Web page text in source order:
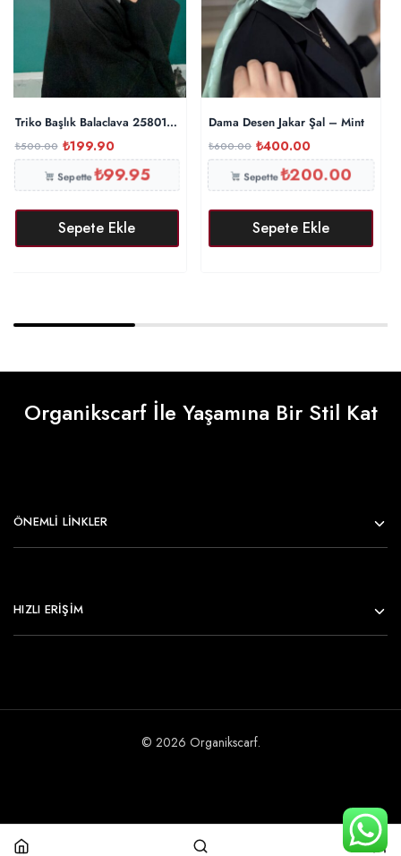
Triko Başlık Balaclava 25801 – Gri
₺500.00 ₺199.90
Sepette₺99.95
Sepete Ekle
Dama Desen Jakar Şal – Mint
₺600.00 ₺400.00
Sepette₺200.00
Sepete Ekle
Organikscarf İle Yaşamına Bir Stil Kat
ÖNEMLI LINKLER
HIZLI ERİŞİM
© 2026 Organikscarf.